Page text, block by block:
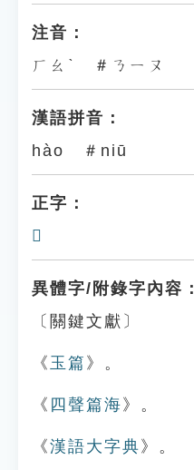
注音：
ㄏㄠˋ ＃ㄋㄧㄡ
漢語拼音：
hào ＃niū
正字：
𡚽
異體字/附錄字內容：
〔關鍵文獻〕
《 玉篇 》。
《 四聲篇海 》。
《漢語大字典 》。